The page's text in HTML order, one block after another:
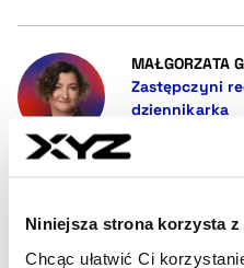
Niniejsza strona korzysta
Chcąc ułatwić Ci
MAŁGORZATA
Zastępczyni
dziennikarka
Jestem
lubię, bo praca